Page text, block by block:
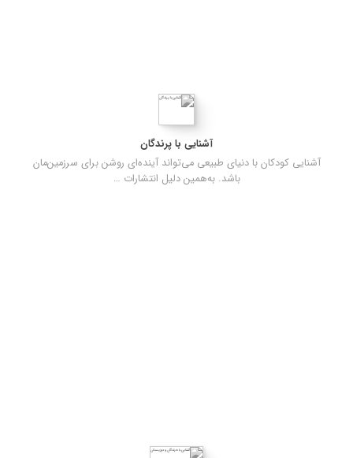
آشنایی با پرندگان
آشنایی کودکان با دنیای طبیعی می‌تواند آینده‌ای روشن برای سرزمین‌مان
باشد. به‌همین دلیل انتشارات …